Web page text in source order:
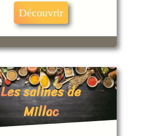
Découvrir
Les salines de
Millac